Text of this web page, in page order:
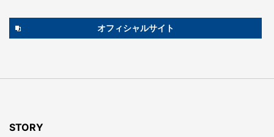
オフィシャルサイト
STORY